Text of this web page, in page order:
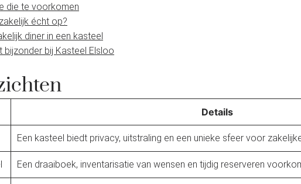
die te voorkomen
écht op?
diner in een kasteel
bijzonder bij Kasteel Elsloo
Details
Een kasteel biedt privacy, uitstraling en een unieke sfeer voor
Een draaiboek, inventarisatie van wensen en tijdig reserveren